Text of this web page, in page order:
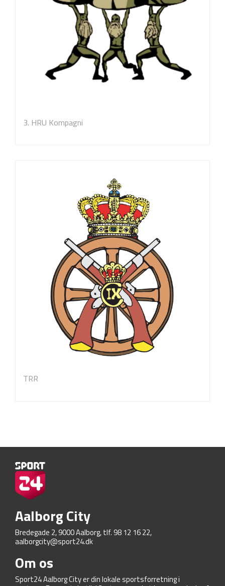
3. HRU Kompagni
TRR
Aalborg City
Bredegade 2, 9000 Aalborg, tlf. 98 12 16 22,
aalborgcity@sport24.dk
Om os
Sport24 Aalborg City er din lokale sportsforretning i